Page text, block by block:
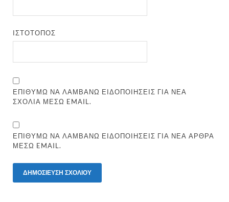
ΙΣΤΌΤΟΠΟΣ
ΕΠΙΘΥΜΏ ΝΑ ΛΑΜΒΆΝΩ ΕΙΔΟΠΟΙΉΣΕΙΣ ΓΙΑ ΝΈΑ
ΣΧΌΛΙΑ ΜΈΣΩ EMAIL.
ΕΠΙΘΥΜΏ ΝΑ ΛΑΜΒΆΝΩ ΕΙΔΟΠΟΙΉΣΕΙΣ ΓΙΑ ΝΈΑ ΆΡΘΡΑ
ΜΈΣΩ EMAIL.